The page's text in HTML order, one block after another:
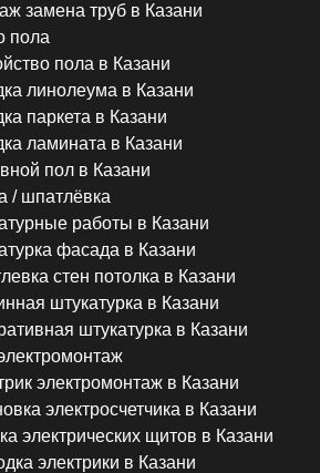
замена труб в Казани
пола
пола в Казани
линолеума в Казани
паркета в Казани
ламината в Казани
пол в Казани
/ шпатлёвка
работы в Казани
фасада в Казани
стен потолка в Казани
штукатурка в Казани
штукатурка в Казани
электромонтаж в Казани
электросчетчика в Казани
электрических щитов в Казани
электрики в Казани